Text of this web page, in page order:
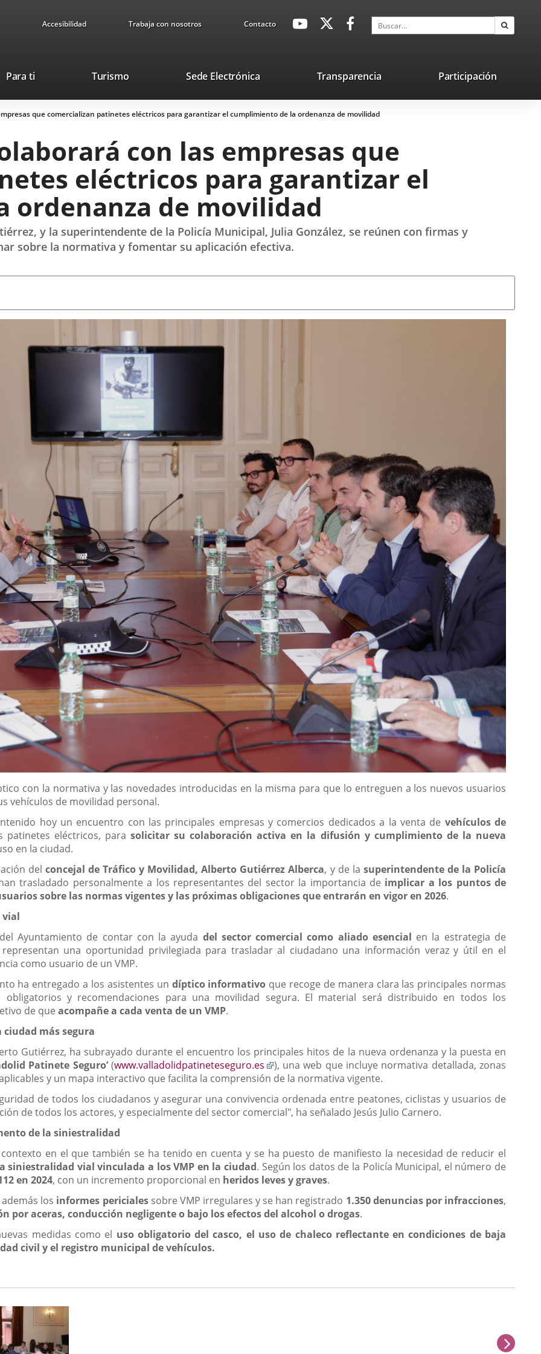
Accesibilidad Trabaja con nosotros ContactoavaHeaderSocial
Enlace
externa.
Enlace
aplicación
externa.
Enlace
aplicación
externa.
Buscar
Para ti TurismoEste
se
abrirá
ventana
nueva.
Sede ElectrónicaEnlace
una
aplicación
Transparencia Participación
que comercializan patinetes eléctricos para garantizar el cumplimiento de la ordenanza de movilidad
con las empresas que
eléctricos para garantizar el
ordenanza de movilidad
y la superintendente de la Policía Municipal, Julia González, se reúnen con firmas y
sobre la normativa y fomentar su aplicación efectiva.
con la normativa y las novedades introducidas en la misma para que lo entreguen a los nuevos usuarios
vehículos de movilidad personal.
hoy un encuentro con las principales empresas y comercios dedicados a la venta de vehículos de
patinetes eléctricos, parasolicitar su colaboración activa en la difusión y cumplimiento de la nueva
en la ciudad.
del concejal de Tráfico y Movilidad, Alberto Gutiérrez Alberca, y de la superintendente de la Policía
trasladado personalmente a los representantes del sector la importancia de implicar a los puntos de
sobre las normas vigentes y las próximas obligaciones que entrarán en vigor en 2026.
vial
Ayuntamiento de contar con la ayuda del sector comercial como aliado esencial en la estrategia de
una oportunidad privilegiada para trasladar al ciudadano una información veraz y útil en el
como usuario de un VMP.
ha entregado a los asistentes un díptico informativo que recoge de manera clara las principales normas
obligatorios y recomendaciones para una movilidad segura. El material será distribuido en todos los
de queacompañe a cada venta de un VMP.
más segura
Gutiérrez, ha subrayado durante el encuentro los principales hitos de la nueva ordenanza y la puesta en
Patinete Seguro’(www.valladolidpatineteseguro.es
Enlace
a
aplicación
externa.
), una web que incluye normativa detallada, zonas
y un mapa interactivo que facilita la comprensión de la normativa vigente.
de todos los ciudadanos y asegurar una convivencia ordenada entre peatones, ciclistas y usuarios de
de todos los actores, y especialmente del sector comercial", ha señalado Jesús Julio Carnero.
de la siniestralidad
en el que también se ha tenido en cuenta y se ha puesto de manifiesto la necesidad de reducir el
siniestralidad vial vinculada a los VMP en la ciudad. Según los datos de la Policía Municipal, el número de
en 2024, con un incremento proporcional en heridos leves y graves.
los informes pericialessobre VMP irregulares y se han registrado 1.350 denuncias por infracciones,
por aceras, conducción negligente o bajo los efectos del alcohol o drogas.
medidas como el uso obligatorio del casco, el uso de chaleco reflectante en condiciones de baja
civil y el registro municipal de vehículos.